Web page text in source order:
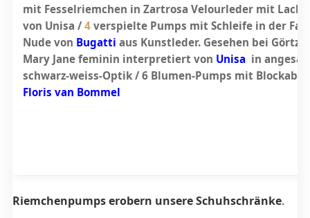
mit Fesselriemchen in Zartrosa Velourleder mit
von Unisa / 4 verspielte Pumps mit Schleife in der
Nude von Bugatti aus Kunstleder. Gesehen bei
Mary Jane feminin interpretiert von Unisa in
schwarz-weiss-Optik / 6 Blumen-Pumps mit
Floris van Bommel
Riemchenpumps erobern unsere Schuhschränke.